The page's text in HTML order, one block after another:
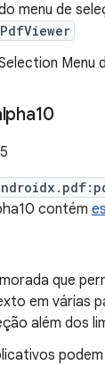
menu de
PdfViewer
Menu
contém
que
em várias
além dos